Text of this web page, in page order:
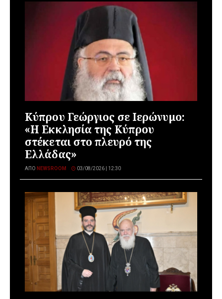
Κύπρου Γεώργιος σε Ιερώνυμο:
«Η Εκκλησία της Κύπρου
στέκεται στο πλευρό της
Ελλάδας»
ΑΠΌ NEWSROOM 03/08/2026 | 12:30